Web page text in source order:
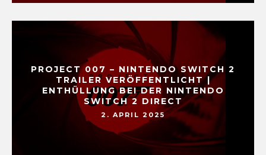
PROJECT 007 – NINTENDO SWITCH 2
TRAILER VERÖFFENTLICHT |
ENTHÜLLUNG BEI DER NINTENDO
SWITCH 2 DIRECT
2. APRIL 2025